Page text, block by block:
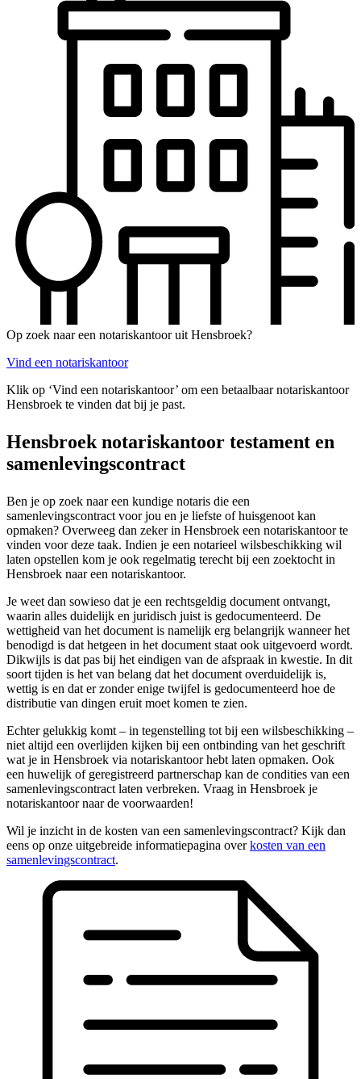
Op zoek naar een notariskantoor uit Hensbroek?
Vind een notariskantoor
Klik op ‘Vind een notariskantoor’ om een betaalbaar notariskantoor
Hensbroek te vinden dat bij je past.
Hensbroek notariskantoor testament en
samenlevingscontract
Ben je op zoek naar een kundige notaris die een
samenlevingscontract voor jou en je liefste of huisgenoot kan
opmaken? Overweeg dan zeker in Hensbroek een notariskantoor te
vinden voor deze taak. Indien je een notarieel wilsbeschikking wil
laten opstellen kom je ook regelmatig terecht bij een zoektocht in
Hensbroek naar een notariskantoor.
Je weet dan sowieso dat je een rechtsgeldig document ontvangt,
waarin alles duidelijk en juridisch juist is gedocumenteerd. De
wettigheid van het document is namelijk erg belangrijk wanneer het
benodigd is dat hetgeen in het document staat ook uitgevoerd wordt.
Dikwijls is dat pas bij het eindigen van de afspraak in kwestie. In dit
soort tijden is het van belang dat het document overduidelijk is,
wettig is en dat er zonder enige twijfel is gedocumenteerd hoe de
distributie van dingen eruit moet komen te zien.
Echter gelukkig komt – in tegenstelling tot bij een wilsbeschikking –
niet altijd een overlijden kijken bij een ontbinding van het geschrift
wat je in Hensbroek via notariskantoor hebt laten opmaken. Ook
een huwelijk of geregistreerd partnerschap kan de condities van een
samenlevingscontract laten verbreken. Vraag in Hensbroek je
notariskantoor naar de voorwaarden!
Wil je inzicht in de kosten van een samenlevingscontract? Kijk dan
eens op onze uitgebreide informatiepagina overkosten van een
samenlevingscontract.